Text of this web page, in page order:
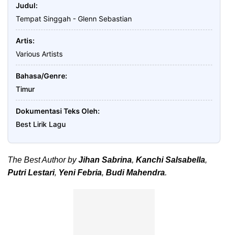
Judul
Tempat Singgah - Glenn Sebastian
Artis
Various Artists
Bahasa/Genre
Timur
Dokumentasi Teks Oleh
Best Lirik Lagu
The Best Author byJihan Sabrina, Kanchi Salsabella,
Putri Lestari, Yeni Febria, Budi Mahendra.